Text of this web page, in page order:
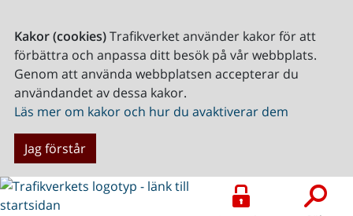
Kakor (cookies)Trafikverket använder kakor för att
förbättra och anpassa ditt besök på vår webbplats.
Genom att använda webbplatsen accepterar du
användandet av dessa kakor.
Läs mer om kakor och hur du avaktiverar dem
Jag förstår